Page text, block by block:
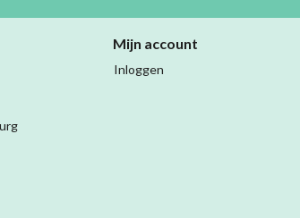
Mijn account
Inloggen